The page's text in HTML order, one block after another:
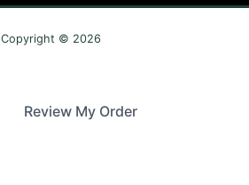
Copyright © 2026
Review My Order